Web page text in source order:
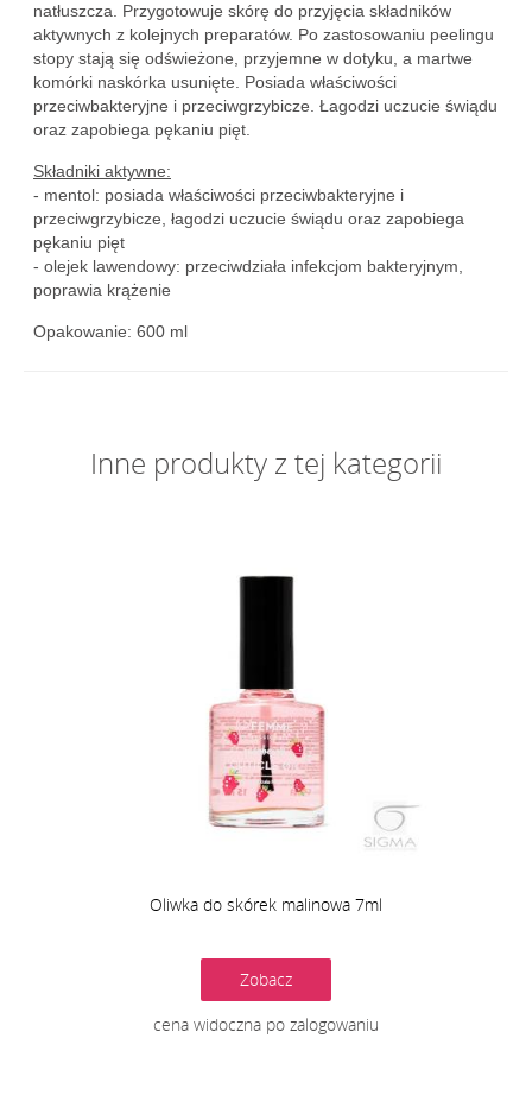
natłuszcza. Przygotowuje skórę do przyjęcia składników
aktywnych z kolejnych preparatów. Po zastosowaniu peelingu
stopy stają się odświeżone, przyjemne w dotyku, a martwe
komórki naskórka usunięte. Posiada właściwości
przeciwbakteryjne i przeciwgrzybicze. Łagodzi uczucie świądu
oraz zapobiega pękaniu pięt.
Składniki aktywne:
- mentol: posiada właściwości przeciwbakteryjne i
przeciwgrzybicze, łagodzi uczucie świądu oraz zapobiega
pękaniu pięt
- olejek lawendowy: przeciwdziała infekcjom bakteryjnym,
poprawia krążenie
Opakowanie: 600 ml
Inne produkty z tej kategorii
Oliwka do skórek malinowa 7ml
Zobacz
cena widoczna po zalogowaniu